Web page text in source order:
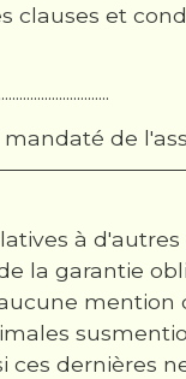
clauses et
de
à
la garantie
ces dernières